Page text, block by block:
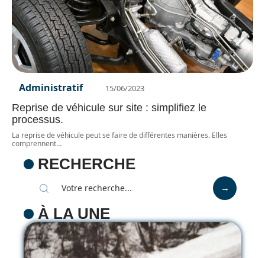
Administratif 15/06/2023
Reprise de véhicule sur site : simplifiez le
processus.
La reprise de véhicule peut se faire de différentes manières. Elles
comprennent…
RECHERCHE
À LA UNE